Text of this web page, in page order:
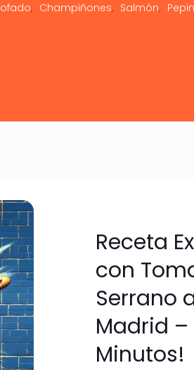
Champiñones Salmón
Receta
con
Serrano
Madrid –
Minutos!